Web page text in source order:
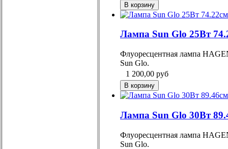
Лампа Sun Glo 25Вт
Флуоресцентная лампа
Sun Glo.
1 200,00 руб
Лампа Sun Glo 30Вт
Флуоресцентная лампа
Sun Glo.